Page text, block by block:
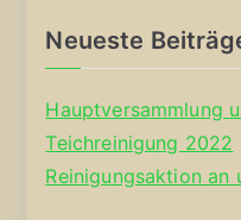
Neueste
Hauptversammlung
Teichreinigung 2022
Reinigungsaktion an